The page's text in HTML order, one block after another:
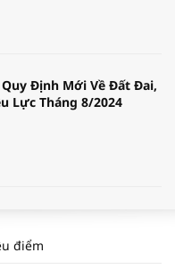
Định Mới Về Đất Đai,
Lực Tháng 8/2024
#62
điểm